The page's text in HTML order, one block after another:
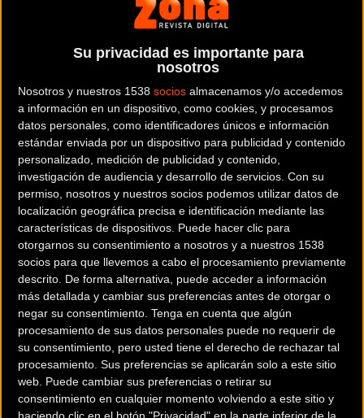
Su privacidad es importante para
nosotros
Nosotros y nuestros 1538 socios almacenamos y/o accedemos
a información en un dispositivo, como cookies, y procesamos
datos personales, como identificadores únicos e información
estándar enviada por un dispositivo para publicidad y contenido
personalizado, medición de publicidad y contenido,
investigación de audiencia y desarrollo de servicios. Con su
permiso, nosotros y nuestros socios podemos utilizar datos de
localización geográfica precisa e identificación mediante las
características de dispositivos. Puede hacer clic para
otorgarnos su consentimiento a nosotros y a nuestros 1538
socios para que llevemos a cabo el procesamiento previamente
descrito. De forma alternativa, puede acceder a información
más detallada y cambiar sus preferencias antes de otorgar o
negar su consentimiento. Tenga en cuenta que algún
procesamiento de sus datos personales puede no requerir de
su consentimiento, pero usted tiene el derecho de rechazar tal
procesamiento. Sus preferencias se aplicarán solo a este sitio
web. Puede cambiar sus preferencias o retirar su
consentimiento en cualquier momento volviendo a este sitio y
haciendo clic en el botón "Privacidad" en la parte inferior de la
Sheyla Gutiérrez (Cylance-Inspire), Anna Sanchis (Wiggle
Honda), Mavi García (Bizkaia Durango), Cristina Martínez y
Gloria Rodríguez (Lointek) y Ainara Elbusto (Reyno de
Navarra) son las seis corredoras seleccionadas por Ramón
González Arrieta para este primer objetivo de la selección
en 2016. “Todas ellas lo saben desde hace algún tiempo,
porque lo que interesa es que lleguen en la mejor forma
posible a estos inicio de año. Por ejemplo, Ainara viajará
ahora a Uruguay donde estará corriendo hasta que
comencemos San Luis”. El seleccionador nacional también
tenía otras corredoras ‘in mente’ como Rocío García, Eider
Merino o Alicia González, “pero al estar centradas en el
ciclocross y coincidir San Luis con el Campeonato de
España, he preferido no llamarlas”.